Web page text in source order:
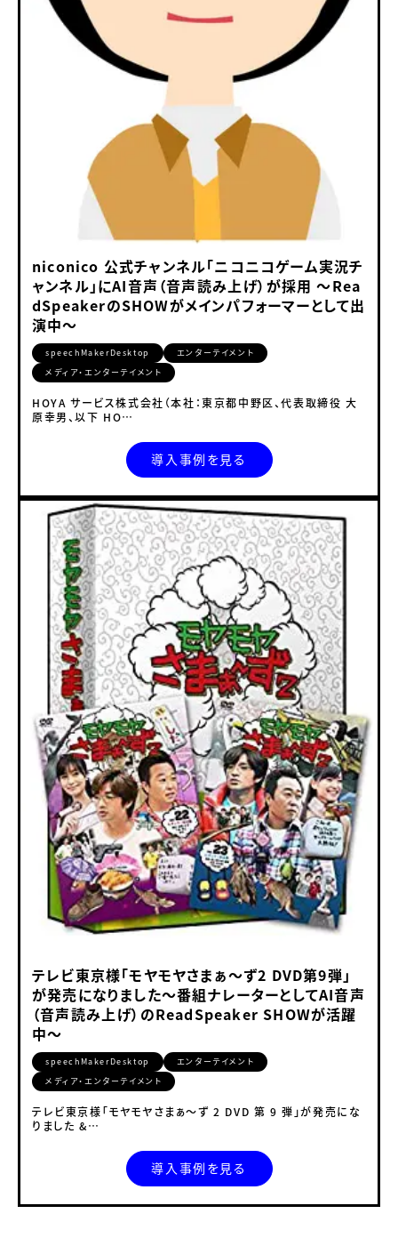
niconico 公式チャンネル「ニコニコゲーム実況チ
ャンネル」にAI音声（音声読み上げ）が採用 ～Rea
dSpeakerのSHOWがメインパフォーマーとして出
演中～
speechMakerDesktop
エンターテイメント
メディア・エンターテイメント
HOYA サービス株式会社（本社：東京都中野区、代表取締役 大
原幸男、以下 HO…
導入事例を見る
テレビ東京様「モヤモヤさまぁ～ず2 DVD第9弾」
が発売になりました～番組ナレーターとしてAI音声
（音声読み上げ）のReadSpeaker SHOWが活躍
中～
speechMakerDesktop
エンターテイメント
メディア・エンターテイメント
テレビ東京様「モヤモヤさまぁ～ず 2 DVD 第 9 弾」が発売にな
りました &…
導入事例を見る